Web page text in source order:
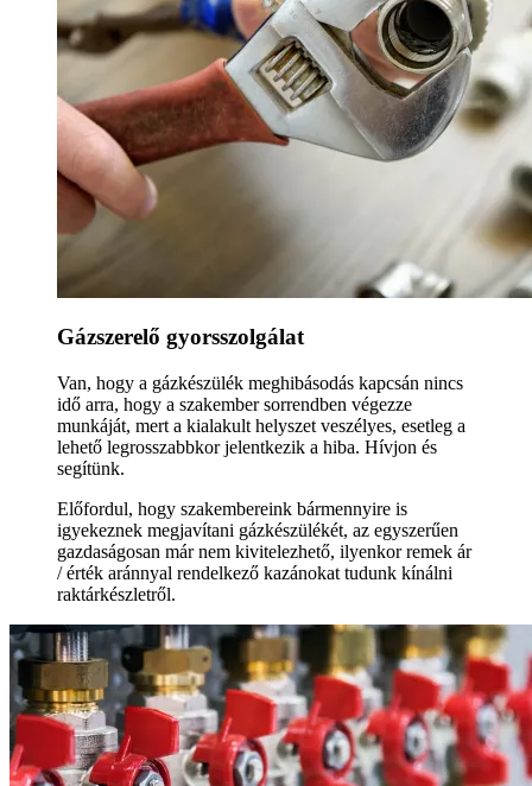
Gázszerelő gyorsszolgálat
Van, hogy a gázkészülék meghibásodás kapcsán nincs
idő arra, hogy a szakember sorrendben végezze
munkáját, mert a kialakult helyszet veszélyes, esetleg a
lehető legrosszabbkor jelentkezik a hiba. Hívjon és
segítünk.
Előfordul, hogy szakembereink bármennyire is
igyekeznek megjavítani gázkészülékét, az egyszerűen
gazdaságosan már nem kivitelezhető, ilyenkor remek ár
/ érték aránnyal rendelkező kazánokat tudunk kínálni
raktárkészletről.